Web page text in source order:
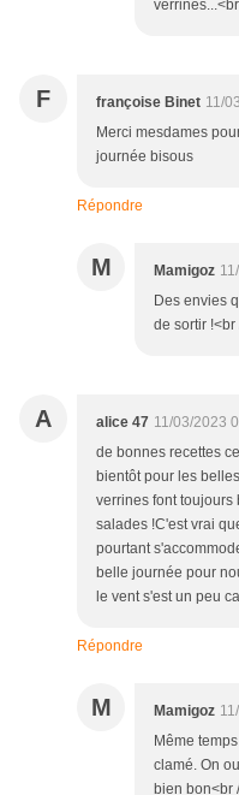
F françoise Binet 11/
Merci mesdames
journée bisous
Répondre
M Mamigoz
Des envies
de sortir
A alice 47 11/03/2023
de bonnes recettes
bientôt pour les
verrines font toujours
salades !C'est vrai
pourtant
belle journée pour
le vent s'est un peu
Répondre
M Mamigoz
Même
clamé. On
bien bon<br